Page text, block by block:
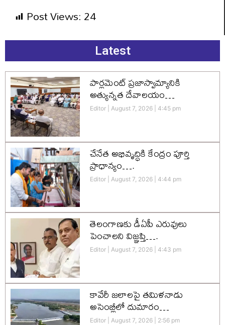
Post Views:24
Latest
పార్లమెంట్ ప్రజాస్వామ్యానికి
అత్యున్నత దేవాలయం…
Editor August 7, 2026 4:45 pm
చేనేత అభివృద్ధికి కేంద్రం పూర్తి
ప్రాధాన్యం….
Editor August 7, 2026 4:44 pm
తెలంగాణకు డీఏపీ ఎరువులు
పెంచాలని విజ్ఞప్తి….
Editor August 7, 2026 4:43 pm
కావేరీ జలాలపై తమిళనాడు
అసెంబ్లీలో దుమారం…
Editor August 7, 2026 2:56 pm